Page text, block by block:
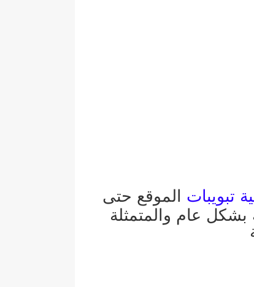
تبويبات الموقع حتى
بشكل عام والمتمثلة